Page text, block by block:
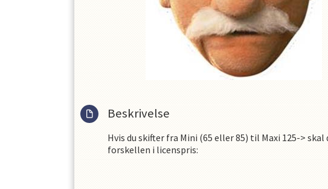
Beskrivelse
Hvis du skifter fra Mini (65 eller 85) til Maxi 125-> skal
forskellen i licenspris: